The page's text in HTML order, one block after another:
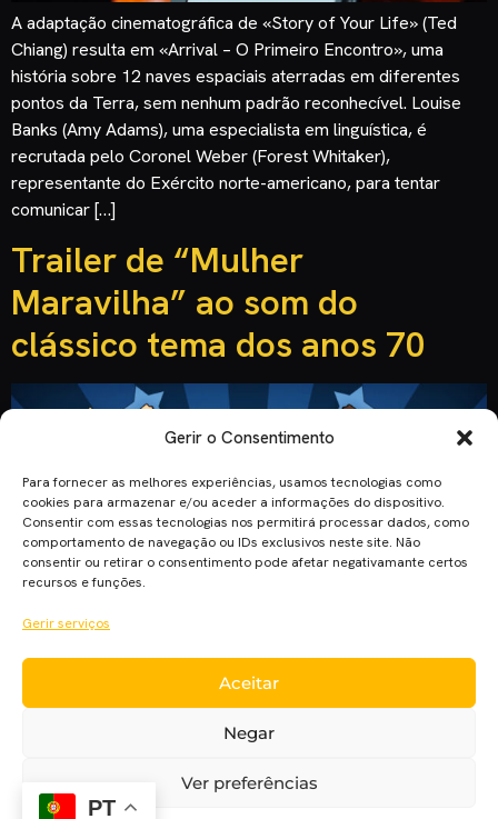
Gerir o Consentimento
Para fornecer as melhores experiências, usamos tecnologias como
cookies para armazenar e/ou aceder a informações do dispositivo.
Consentir com essas tecnologias nos permitirá processar dados, como
comportamento de navegação ou IDs exclusivos neste site. Não
consentir ou retirar o consentimento pode afetar negativamante certos
recursos e funções.
Gerir serviços
Aceitar
Negar
Ver preferências
A adaptação cinematográfica de «Story of Your Life» (Ted
Chiang) resulta em «Arrival – O Primeiro Encontro», uma
história sobre 12 naves espaciais aterradas em diferentes
pontos da Terra, sem nenhum padrão reconhecível. Louise
Banks (Amy Adams), uma especialista em linguística, é
recrutada pelo Coronel Weber (Forest Whitaker),
representante do Exército norte-americano, para tentar
comunicar […]
Trailer de “Mulher
Maravilha” ao som do
clássico tema dos anos 70
“Mulher Maravilha”, um dos filmes mais esperados de 2017.
“Mulher Maravilha”, a série dos anos 70. E se juntássemos os
dois mundos? Foi isso que um aficionado fez. Sebastian
por Gal Gadot e o clássico tema da série de Lynda Carter. O
resultado? Será o melhor dos dois mundos? Vejam vocês
PT